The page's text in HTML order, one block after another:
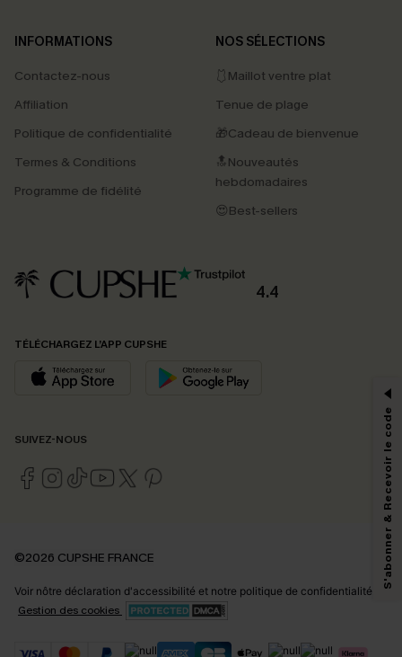
INFORMATIONS
Contactez-nous
Affiliation
Politique de confidentialité
Termes & Conditions
Programme de fidélité
NOS SÉLECTIONS
🩱Maillot ventre plat
Tenue de plage
🎁Cadeau de bienvenue
🔝Nouveautés
hebdomadaires
😍Best-sellers
4.4
TÉLÉCHARGEZ L’APP CUPSHE
SUIVEZ-NOUS
©2026 CUPSHE FRANCE
Voir nôtre déclaration d'accessibilité et notre politique de confidentialité.
Gestion des cookies
PROFITEZ DE -15%
-15% dès 2 Achetés par E-mail
En soumettant votre adresse e-mail, vous acceptez de recevoir des e-mails
marketing (y compris du contenu généré par l'IA) de Cupshe et
personnaliser nos contenus et nos offres, et de vous recommander des
Politique de
confidentialité. Vous pouvez vous désabonner à tout moment.
S'abonner & Recevoir le code